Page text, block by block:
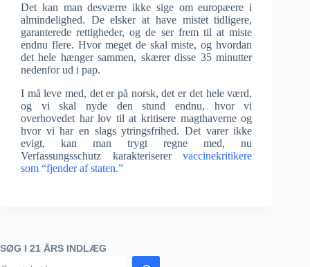
Det kan man desværre ikke sige om europæere i
almindelighed. De elsker at have mistet tidligere,
garanterede rettigheder, og de ser frem til at miste
endnu flere. Hvor meget de skal miste, og hvordan
det hele hænger sammen, skærer disse 35 minutter
nedenfor ud i pap.
I må leve med, det er på norsk, det er det hele værd,
og vi skal nyde den stund endnu, hvor vi
overhovedet har lov til at kritisere magthaverne og
hvor vi har en slags ytringsfrihed. Det varer ikke
evigt, kan man trygt regne med, nu
Verfassungsschutz karakteriserervaccinekritikere
som “fjender af staten.”
SØG I 21 ÅRS INDLÆG